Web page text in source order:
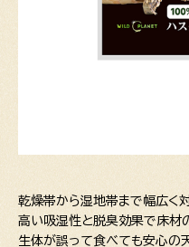
乾燥帯から湿地帯まで幅広く対
高い吸湿性と脱臭効果で床材
生体が誤って食べても安心の